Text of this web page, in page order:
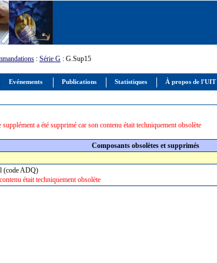
Evénements Publications Statistiques À propos de l'UIT
: Série G : G.Sup15
supplément a été supprimé car son contenu était techniquement obsolète
Composants obsolètes et supprimés
(code ADQ)
était techniquement obsolète